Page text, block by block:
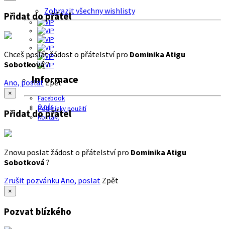
Zobrazit všechny wishlisty
Informace
Facebook
O nás
Podmínky použití
Kontakt
Přidat do přátel
Chceš poslat žádost o přátelství pro Dominika Atigu
Sobotková?
Ano, poslatZpět
×
Přidat do přátel
Znovu poslat žádost o přátelství pro Dominika Atigu
Sobotková ?
Zrušit pozvánku Ano, poslat Zpět
×
Pozvat blízkého